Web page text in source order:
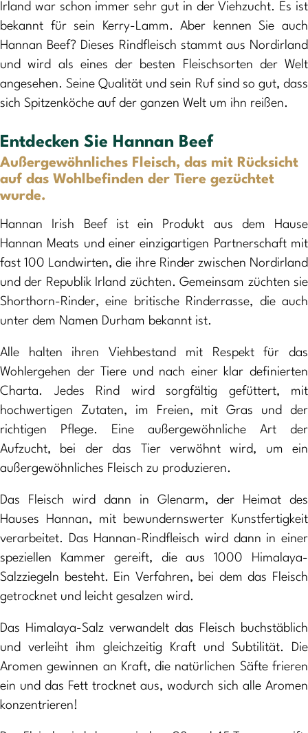
Irland war schon immer sehr gut in der Viehzucht. Es ist
bekannt für sein Kerry-Lamm. Aber kennen Sie auch
Hannan Beef? Dieses Rindfleisch stammt aus Nordirland
und wird als eines der besten Fleischsorten der Welt
angesehen. Seine Qualität und sein Ruf sind so gut, dass
sich Spitzenköche auf der ganzen Welt um ihn reißen.
Entdecken Sie Hannan Beef
Außergewöhnliches Fleisch, das mit Rücksicht
auf das Wohlbefinden der Tiere gezüchtet
wurde.
Hannan Irish Beef ist ein Produkt aus dem Hause
Hannan Meats und einer einzigartigen Partnerschaft mit
fast 100 Landwirten, die ihre Rinder zwischen Nordirland
und der Republik Irland züchten. Gemeinsam züchten sie
Shorthorn-Rinder, eine britische Rinderrasse, die auch
unter dem Namen Durham bekannt ist.
Alle halten ihren Viehbestand mit Respekt für das
Wohlergehen der Tiere und nach einer klar definierten
Charta. Jedes Rind wird sorgfältig gefüttert, mit
hochwertigen Zutaten, im Freien, mit Gras und der
richtigen Pflege. Eine außergewöhnliche Art der
Aufzucht, bei der das Tier verwöhnt wird, um ein
außergewöhnliches Fleisch zu produzieren.
Das Fleisch wird dann in Glenarm, der Heimat des
Hauses Hannan, mit bewundernswerter Kunstfertigkeit
verarbeitet. Das Hannan-Rindfleisch wird dann in einer
speziellen Kammer gereift, die aus 1000 Himalaya-
Salzziegeln besteht. Ein Verfahren, bei dem das Fleisch
getrocknet und leicht gesalzen wird.
Das Himalaya-Salz verwandelt das Fleisch buchstäblich
und verleiht ihm gleichzeitig Kraft und Subtilität. Die
Aromen gewinnen an Kraft, die natürlichen Säfte frieren
ein und das Fett trocknet aus, wodurch sich alle Aromen
konzentrieren!